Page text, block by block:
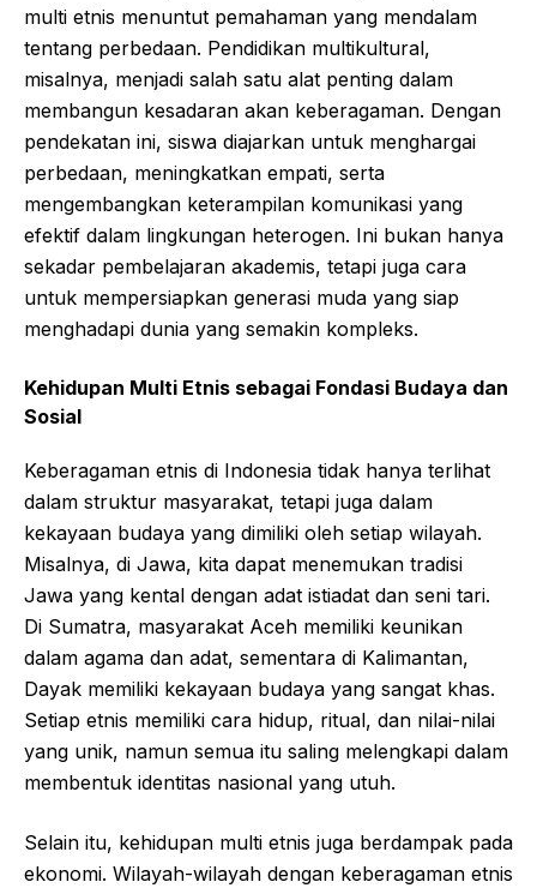
multi etnis menuntut pemahaman yang mendalam
tentang perbedaan. Pendidikan multikultural,
misalnya, menjadi salah satu alat penting dalam
membangun kesadaran akan keberagaman. Dengan
pendekatan ini, siswa diajarkan untuk menghargai
perbedaan, meningkatkan empati, serta
mengembangkan keterampilan komunikasi yang
efektif dalam lingkungan heterogen. Ini bukan hanya
sekadar pembelajaran akademis, tetapi juga cara
untuk mempersiapkan generasi muda yang siap
menghadapi dunia yang semakin kompleks.
Kehidupan Multi Etnis sebagai Fondasi Budaya dan
Sosial
Keberagaman etnis di Indonesia tidak hanya terlihat
dalam struktur masyarakat, tetapi juga dalam
kekayaan budaya yang dimiliki oleh setiap wilayah.
Misalnya, di Jawa, kita dapat menemukan tradisi
Jawa yang kental dengan adat istiadat dan seni tari.
Di Sumatra, masyarakat Aceh memiliki keunikan
dalam agama dan adat, sementara di Kalimantan,
Dayak memiliki kekayaan budaya yang sangat khas.
Setiap etnis memiliki cara hidup, ritual, dan nilai-nilai
yang unik, namun semua itu saling melengkapi dalam
membentuk identitas nasional yang utuh.
Selain itu, kehidupan multi etnis juga berdampak pada
ekonomi. Wilayah-wilayah dengan keberagaman etnis